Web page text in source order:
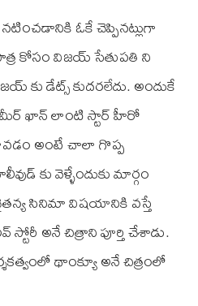
ఓకే చెప్పినట్లుగా
కోసం విజయ్ సేతుపతి ని
కు డేట్స్ కుదరలేదు. అందుకే
ఖాన్ లాంటి స్టార్ హీరో
అంటే చాలా గొప్ప
కు వెళ్ళేందుకు మార్గం
సినిమా విషయానికి వస్తే
స్టోరీ అనే చిత్రాని పూర్తి చేశాడు.
థాంక్యూ అనే చిత్రంలో